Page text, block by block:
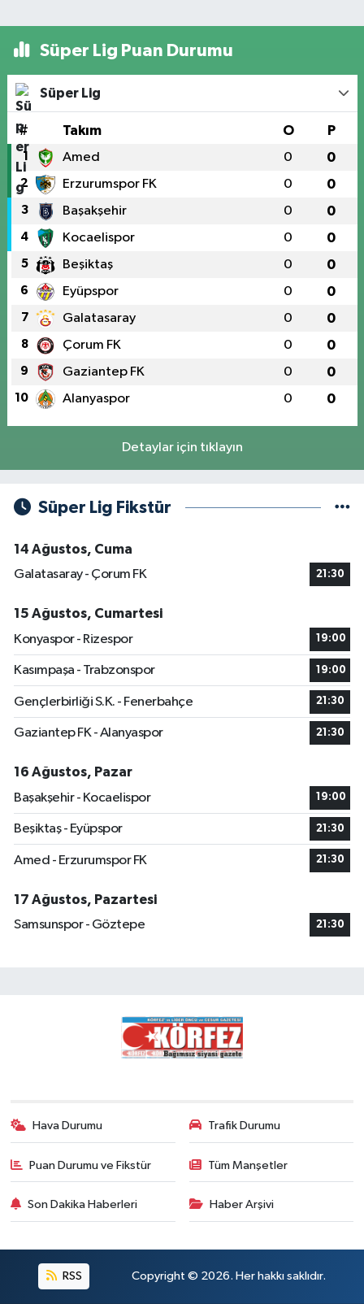
Süper Lig Puan Durumu
Süper Lig
# Takım O P
1 Amed 0 0
2 Erzurumspor FK 0 0
3 Başakşehir 0 0
4 Kocaelispor 0 0
5 Beşiktaş 0 0
6 Eyüpspor 0 0
7 Galatasaray 0 0
8 Çorum FK 0 0
9 Gaziantep FK 0 0
10 Alanyaspor 0 0
Detaylar için tıklayın
Süper Lig Fikstür
14 Ağustos, Cuma
Galatasaray - Çorum FK
21:30
15 Ağustos, Cumartesi
Konyaspor - Rizespor
19:00
Kasımpaşa - Trabzonspor 19:00
Gençlerbirliği S.K. - Fenerbahçe 21:30
Gaziantep FK - Alanyaspor 21:30
16 Ağustos, Pazar
Başakşehir - Kocaelispor
19:00
Beşiktaş - Eyüpspor 21:30
Amed - Erzurumspor FK 21:30
17 Ağustos, Pazartesi
Samsunspor - Göztepe
21:30
Hava Durumu Trafik Durumu
Puan Durumu ve Fikstür Tüm Manşetler
Son Dakika Haberleri Haber Arşivi
RSS Copyright © 2026. Her hakkı saklıdır.